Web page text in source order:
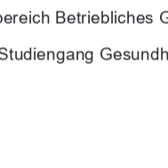
Betriebliches